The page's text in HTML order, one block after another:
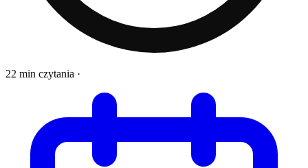
22 min czytania ·